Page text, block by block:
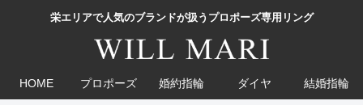
栄エリアで人気のブランドが扱うプロポーズ専用リング
HOME プロポーズ 婚約指輪 ダイヤ 結婚指輪